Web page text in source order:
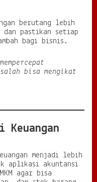
berutang lebih
dan pastikan setiap
bagi bisnis.
bisa mengikat
Keuangan
menjadi lebih
aplikasi akuntansi
agar bisa